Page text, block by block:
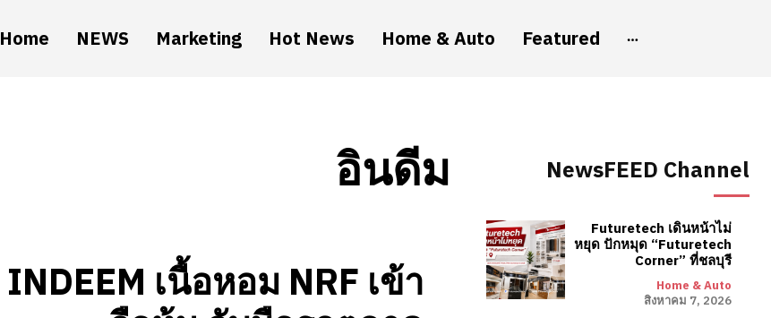
Home NEWS Marketing Hot News Home & Auto Featured
อินดีม
INDEEM เนื้อหอม NRF เข้า
NewsFEED Channel
Futuretech เดินหน้าไม่
หยุด ปักหมุด “Futuretech
Corner” ที่ชลบุรี
Home & Auto
สิงหาคม 7, 2026